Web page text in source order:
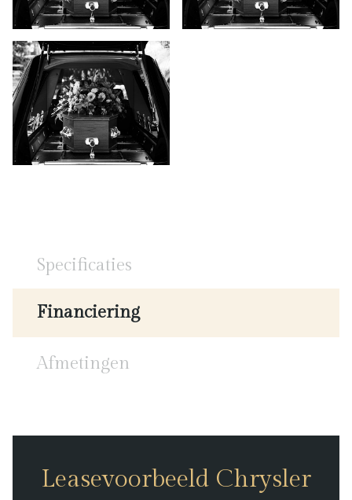
Specificaties
Financiering
Afmetingen
Leasevoorbeeld Chrysler